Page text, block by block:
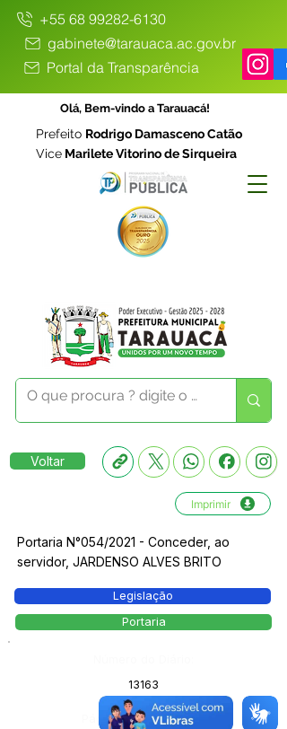
+55 68 99282-6130
gabinete@tarauaca.ac.gov.br
Portal da Transparência
Olá, Bem-vindo a Tarauacá!
Prefeito Rodrigo Damasceno Catão
Vice Marilete Vitorino de Sirqueira
Voltar
Imprimir
Portaria N°054/2021 - Conceder, ao
servidor, JARDENSO ALVES BRITO
Legislação
Portaria
13163
Página da Publicação: